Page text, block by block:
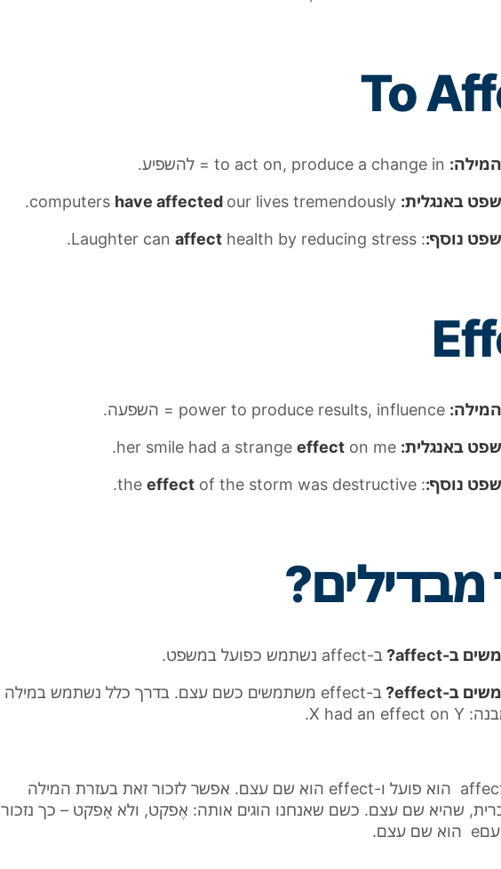
ToAf
to act on, producea change in
=להשפיע.
באנגלית:
computers have affected our lives tremendously
.
נוסף::
Laughter can affecthealth by reducing stress
.
E
power to produce results, influence
= השפעה.
באנגלית:
her smile had a strange effecton me
.
נוסף::
the effectof the storm was destructive
.
מבדילים?
ב-affect
?ב-affect נשתמש כפועל במשפט.
ב-effect
?ב-effect משתמשים כשם עצם. בדרך כלל נשתמש במילה
X had an effect on Y
.
הוא פועל ו-effect הוא שם עצם. אפשר לזכור זאת בעזרת המילה
שהיא שם עצם. כשם שאנחנו הוגים אותה: אֶפקט, ולא אָפקט – כך נזכור
עםe הוא שם עצם.